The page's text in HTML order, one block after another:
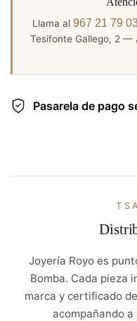
Llama al 967 21 79
Tesifonte Gallego, 2 —
Pasarela de pago
Joyería Royo es
Bomba. Cada pieza
marca y certificado
acompañando